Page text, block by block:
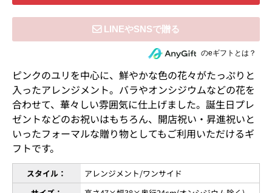
住所を知らない相手にeギフトで贈るのeギフトとは？
ピンクのユリを中心に、鮮やかな色の花々がたっぷりと
入ったアレンジメント。バラやオンシジウムなどの花を
合わせて、華々しい雰囲気に仕上げました。誕生日プレ
ゼントなどのお祝いはもちろん、開店祝い・昇進祝いと
いったフォーマルな贈り物としてもご利用いただけるギ
フトです。
スタイル：
アレンジメント/ワンサイド